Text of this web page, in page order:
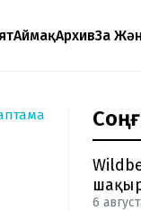
АймақАрхивЗаң
6